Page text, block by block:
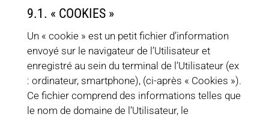
9.1. « COOKIES »
Un « cookie » est un petit fichier d’information
envoyé sur le navigateur de l’Utilisateur et
enregistré au sein du terminal de l’Utilisateur (ex
: ordinateur, smartphone), (ci-après « Cookies »).
Ce fichier comprend des informations telles que
le nom de domaine de l’Utilisateur, le